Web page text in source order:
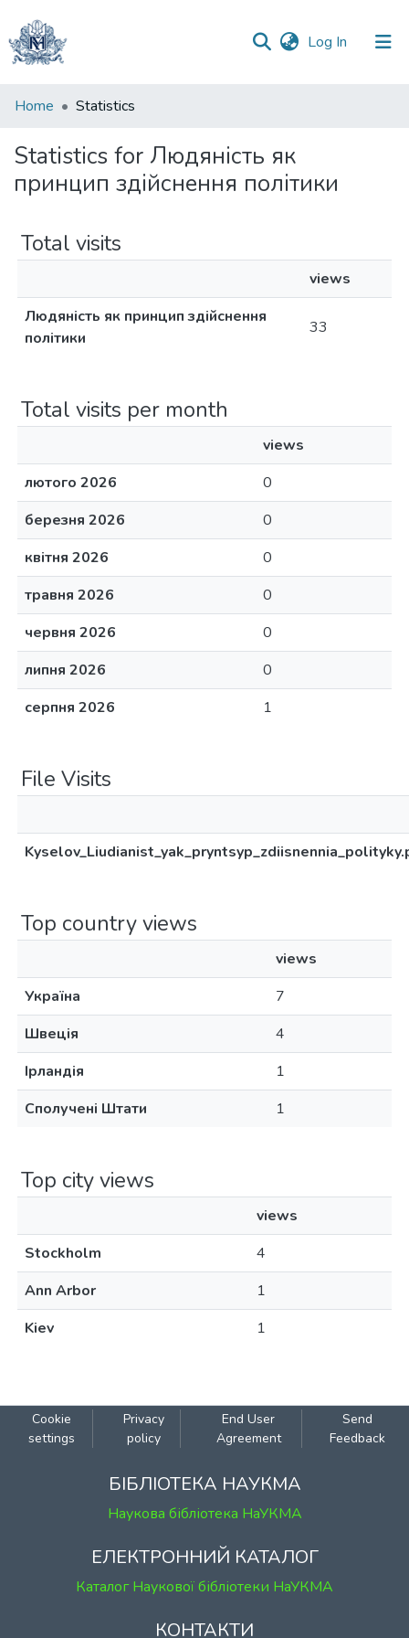
Log In (current)
Communities
Collections
All of DSpace
Home Statistics
Statistics for Людяність як
принцип здійснення політики
Total visits
views
Людяність як принцип здійснення
політики
33
Total visits per month
views
лютого 2026
0
березня 2026
0
квітня 2026
0
травня 2026
0
червня 2026
0
липня 2026
0
серпня 2026
1
File Visits
Top country views
views
Україна
7
Швеція
4
Ірландія
1
Сполучені Штати
1
Top city views
views
Stockholm
4
Ann Arbor
1
Kiev
1
Cookie
settings
Privacy
policy
End User
Agreement
Send
Feedback
БІБЛІОТЕКА НАУКМА
Наукова бібліотека НаУКМА
ЕЛЕКТРОННИЙ КАТАЛОГ
Каталог Наукової бібліотеки НаУКМА
КОНТАКТИ